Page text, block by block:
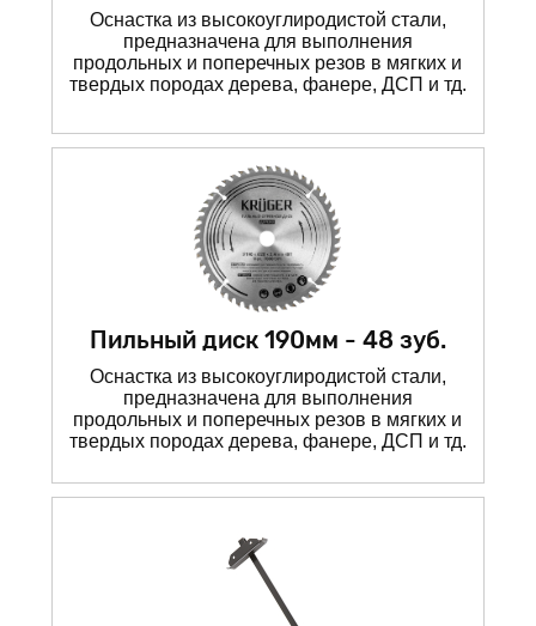
Оснастка из высокоуглиродистой стали,
предназначена для выполнения
продольных и поперечных резов в мягких и
твердых породах дерева, фанере, ДСП и тд.
Пильный диск 190мм - 48 зуб.
Оснастка из высокоуглиродистой стали,
предназначена для выполнения
продольных и поперечных резов в мягких и
твердых породах дерева, фанере, ДСП и тд.